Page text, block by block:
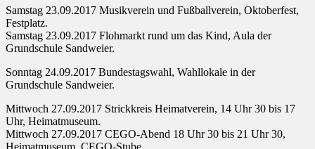
Samstag 23.09.2017 Musikverein und Fußballverein, Oktoberfest,
Festplatz.
Samstag 23.09.2017 Flohmarkt rund um das Kind, Aula der
Grundschule Sandweier.
Sonntag 24.09.2017 Bundestagswahl, Wahllokale in der
Grundschule Sandweier.
Mittwoch 27.09.2017 Strickkreis Heimatverein, 14 Uhr 30 bis 17
Uhr, Heimatmuseum.
Mittwoch 27.09.2017 CEGO-Abend 18 Uhr 30 bis 21 Uhr 30,